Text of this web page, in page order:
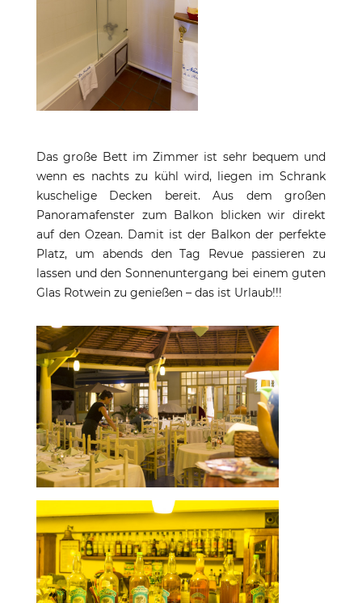
Das große Bett im Zimmer ist sehr bequem und
wenn es nachts zu kühl wird, liegen im Schrank
kuschelige Decken bereit. Aus dem großen
Panoramafenster zum Balkon blicken wir direkt
auf den Ozean. Damit ist der Balkon der perfekte
Platz, um abends den Tag Revue passieren zu
lassen und den Sonnenuntergang bei einem guten
Glas Rotwein zu genießen – das ist Urlaub!!!